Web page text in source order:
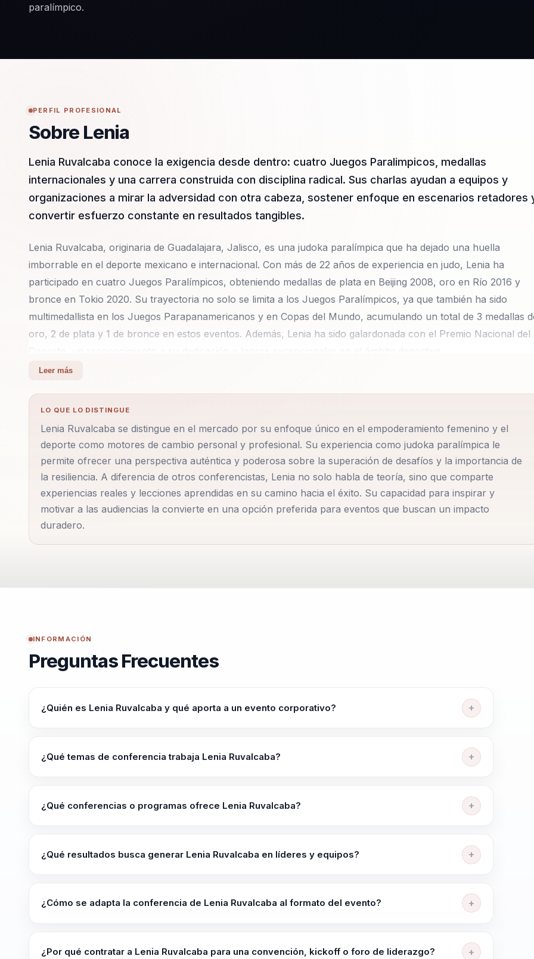
paralímpico.
PERFIL PROFESIONAL
Sobre Lenia
Lenia Ruvalcaba conoce la exigencia desde dentro: cuatro Juegos Paralimpicos, medallas
internacionales y una carrera construida con disciplina radical. Sus charlas ayudan a equipos y
organizaciones a mirar la adversidad con otra cabeza, sostener enfoque en escenarios retadores
convertir esfuerzo constante en resultados tangibles.
Lenia Ruvalcaba, originaria de Guadalajara, Jalisco, es una judoka paralímpica que ha dejado una huella
imborrable en el deporte mexicano e internacional. Con más de 22 años de experiencia en judo, Lenia ha
participado en cuatro Juegos Paralímpicos, obteniendo medallas de plata en Beijing 2008, oro en Río 2016 y
bronce en Tokio 2020. Su trayectoria no solo se limita a los Juegos Paralímpicos, ya que también ha sido
multimedallista en los Juegos Parapanamericanos y en Copas del Mundo, acumulando un total de 3 medallas
oro, 2 de plata y 1 de bronce en estos eventos. Además, Lenia ha sido galardonada con el Premio Nacional del
objetivos. Su enfoque se centra en el empoderamiento femenino y el deporte como herramientas para el
importancia del esfuerzo, la resiliencia y la capacidad de salir de la zona de confort para lograr metas
significativas.
Las empresas y organizaciones que contratan a Lenia Ruvalcaba para sus eventos obtienen más que una simple
conferencia; reciben una experiencia transformadora que inspira y motiva a los asistentes a superar sus propios
límites. Su capacidad para conectar con el público y transmitir mensajes poderosos la ha posicionado como una
de las conferencistas más solicitadas en su campo.
En resumen, Lenia Ruvalcaba es una figura inspiradora cuyo impacto va más allá del tatami. Su habilidad para
Leer más
LO QUE LO DISTINGUE
Lenia Ruvalcaba se distingue en el mercado por su enfoque único en el empoderamiento femenino y el
deporte como motores de cambio personal y profesional. Su experiencia como judoka paralímpica le
permite ofrecer una perspectiva auténtica y poderosa sobre la superación de desafíos y la importancia de
la resiliencia. A diferencia de otros conferencistas, Lenia no solo habla de teoría, sino que comparte
experiencias reales y lecciones aprendidas en su camino hacia el éxito. Su capacidad para inspirar y
motivar a las audiencias la convierte en una opción preferida para eventos que buscan un impacto
duradero.
INFORMACIÓN
Preguntas Frecuentes
¿Quién es Lenia Ruvalcaba y qué aporta a un evento corporativo?
extraordinaria.
¿Qué temas de conferencia trabaja Lenia Ruvalcaba?
Superación Personal, Motivación y Inclusión y Diversidad. La conversación se ordena según el objetivo del
evento, el nivel de la audiencia y el tipo de reto que la organización quiere trabajar.
¿Qué conferencias o programas ofrece Lenia Ruvalcaba?
En esta conferencia, Lenia Ruvalcaba comparte su inspiradora historia de superación y éxito en el deporte
paralímpico.
¿Qué resultados busca generar Lenia Ruvalcaba en líderes y equipos?
equipos y una conversación útil que se pueda sostener después del evento. La sesión está pensada para
¿Cómo se adapta la conferencia de Lenia Ruvalcaba al formato del evento?
del evento. La sesión puede orientarse a líderes empresariales, equipos deportivos, organizaciones
¿Por qué contratar a Lenia Ruvalcaba para una convención, kickoff o foro de liderazgo?